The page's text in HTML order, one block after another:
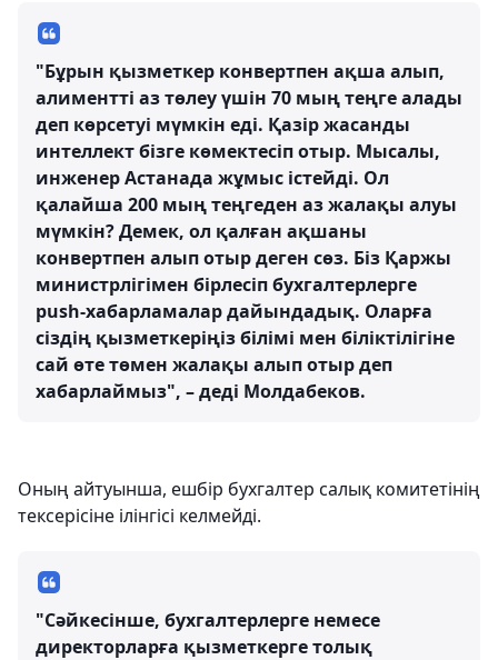
"Бұрын қызметкер конвертпен ақша алып,
алиментті аз төлеу үшін 70 мың теңге алады
деп көрсетуі мүмкін еді. Қазір жасанды
интеллект бізге көмектесіп отыр. Мысалы,
инженер Астанада жұмыс істейді. Ол
қалайша 200 мың теңгеден аз жалақы алуы
мүмкін? Демек, ол қалған ақшаны
конвертпен алып отыр деген сөз. Біз Қаржы
министрлігімен бірлесіп бухгалтерлерге
push-хабарламалар дайындадық. Оларға
сіздің қызметкеріңіз білімі мен біліктілігіне
сай өте төмен жалақы алып отыр деп
хабарлаймыз", – деді Молдабеков.
Оның айтуынша, ешбір бухгалтер салық комитетінің
тексерісіне ілінгісі келмейді.
"Сәйкесінше, бухгалтерлерге немесе
директорларға қызметкерге толық